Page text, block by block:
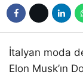
İtalyan moda
Elon Musk’ın